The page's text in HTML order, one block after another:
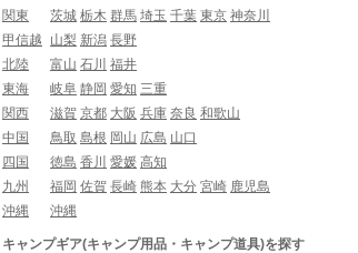
関東
茨城 栃木 群馬 埼玉 千葉 東京 神奈川
甲信越
山梨 新潟 長野
北陸
富山 石川 福井
東海
岐阜 静岡 愛知 三重
関西
滋賀 京都 大阪 兵庫 奈良 和歌山
中国
鳥取 島根 岡山 広島 山口
四国
徳島 香川 愛媛 高知
九州
福岡 佐賀 長崎 熊本 大分 宮崎 鹿児島
沖縄
沖縄
キャンプギア(キャンプ用品・キャンプ道具)を探す